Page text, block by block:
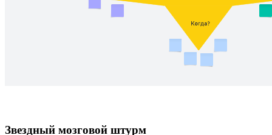
Звездный мозговой штурм